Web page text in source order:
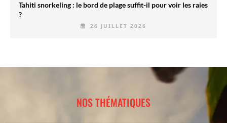
Tahiti snorkeling : le bord de plage suffit-il pour voir les raies
?
26 JUILLET 2026
NOS THÉMATIQUES